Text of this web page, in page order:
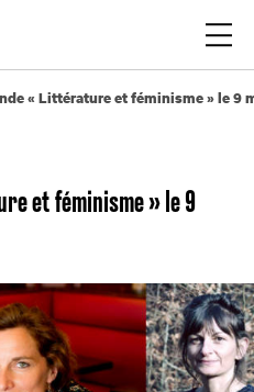
« Littérature et féminisme » le 9
et féminisme » le 9